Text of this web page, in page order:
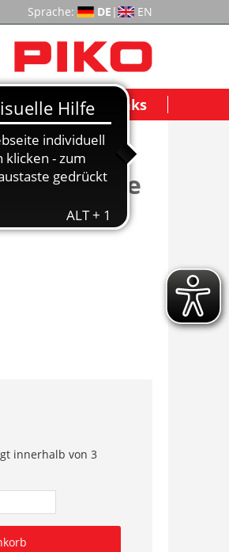
Sprache: DE | EN
Wichtige Links
innerhalb von 3